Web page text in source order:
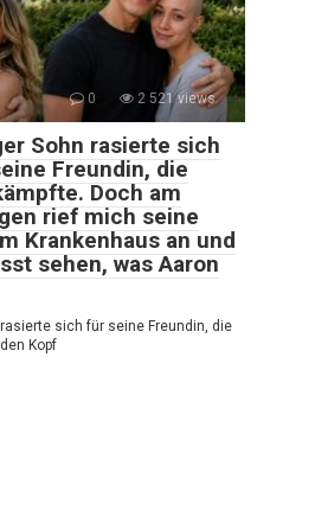
0 2 521 views
Sohn rasierte sich
Freundin, die
Doch am
rief mich seine
Krankenhaus an und
sehen, was Aaron
sich für seine Freundin, die
Kopf